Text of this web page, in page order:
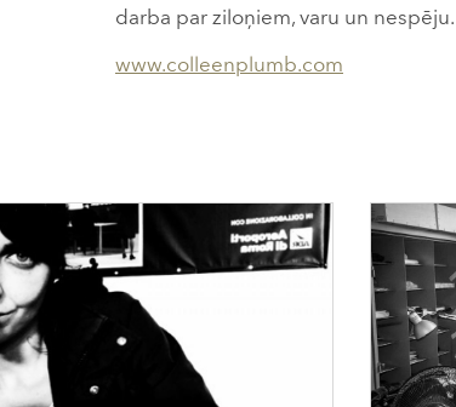
darba par ziloņiem, varu un nespēju.
www.colleenplumb.com